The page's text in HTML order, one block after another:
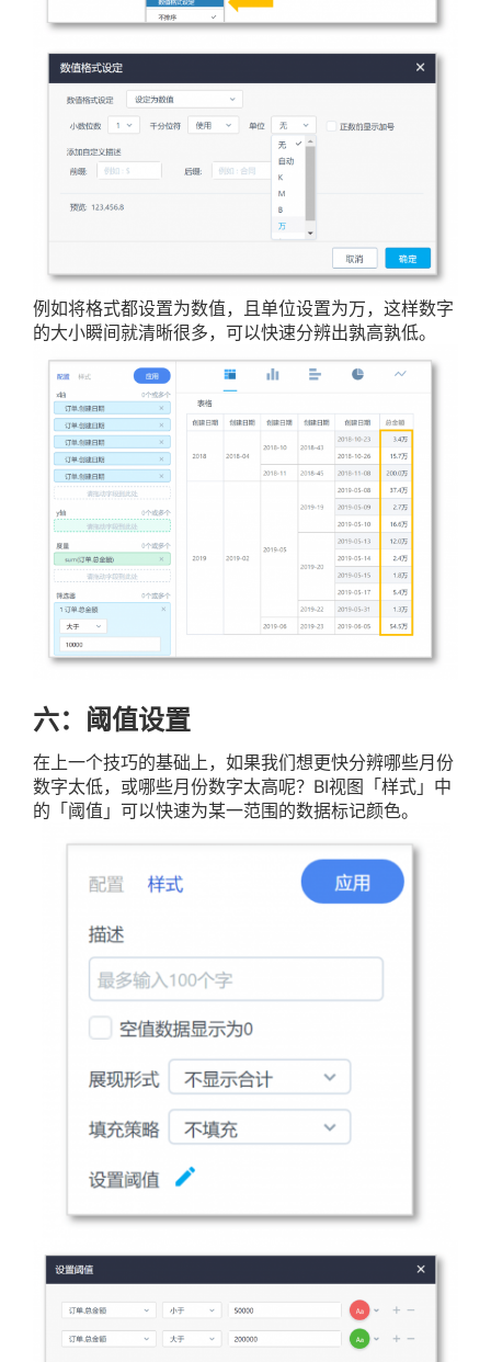
例如将格式都设置为数值，且单位设置为万，这样数字
的大小瞬间就清晰很多，可以快速分辨出孰高孰低。
六：阈值设置
在上一个技巧的基础上，如果我们想更快分辨哪些月份
数字太低，或哪些月份数字太高呢？BI视图「样式」中
的「阈值」可以快速为某一范围的数据标记颜色。